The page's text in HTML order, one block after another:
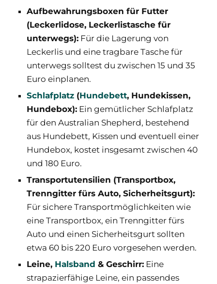
Aufbewahrungsboxen für Futter
(Leckerlidose, Leckerlistasche für
unterwegs): Für die Lagerung von
Leckerlis und eine tragbare Tasche für
unterwegs solltest du zwischen 15 und 35
Euro einplanen.
Schlafplatz (Hundebett, Hundekissen,
Hundebox): Ein gemütlicher Schlafplatz
für den Australian Shepherd, bestehend
aus Hundebett, Kissen und eventuell einer
Hundebox, kostet insgesamt zwischen 40
und 180 Euro.
Transportutensilien (Transportbox,
Trenngitter fürs Auto, Sicherheitsgurt):
Für sichere Transportmöglichkeiten wie
eine Transportbox, ein Trenngitter fürs
Auto und einen Sicherheitsgurt sollten
etwa 60 bis 220 Euro vorgesehen werden.
Leine, Halsband & Geschirr: Eine
strapazierfähige Leine, ein passendes